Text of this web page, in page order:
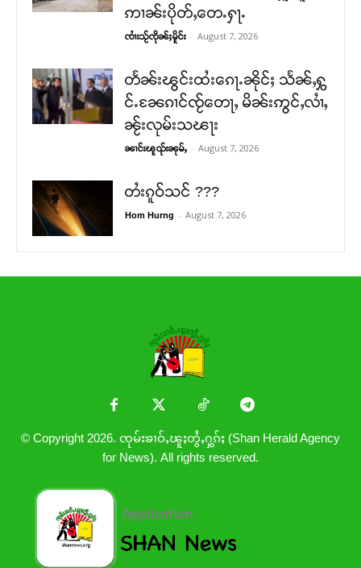
ဢၢၼ်းပိုတ်ႇတေႉႁႃႉ
ၸၢႆးသႂ်ၸိုၼ်ႈမိူင်း - August 7, 2026
တႅၼ်းၽွင်းထႆးၵေႃႉၼိုင်ႈ သႅၼ်ႇႁွ
င်ႉၼႄၵၢင်ၸႂ်တေႃႇ မိၼ်းဢွင်ႇလၢႆႇ
ၼႂ်းလုမ်းသၽႃး
ၼၢင်းၽူၺ်းၼုမ်ႇ - August 7, 2026
တႆးၵူဝ်သင် ???
Hom Hurng - August 7, 2026
© Copyright 2026. ၸုမ်းၶၢဝ်ႇၽူႈတွႆႇႁွၵ်ႈ (Shan Herald Agency
for News). All rights reserved.